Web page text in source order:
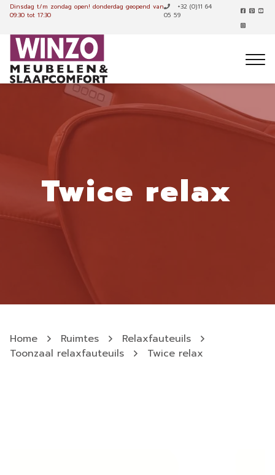
Dinsdag t/m zondag open! donderdag geopend van
09:30 tot 17:30
+32 (0)11 64
05 59
Twice relax
Home Ruimtes
Relaxfauteuils
Toonzaal relaxfauteuils
Twice relax